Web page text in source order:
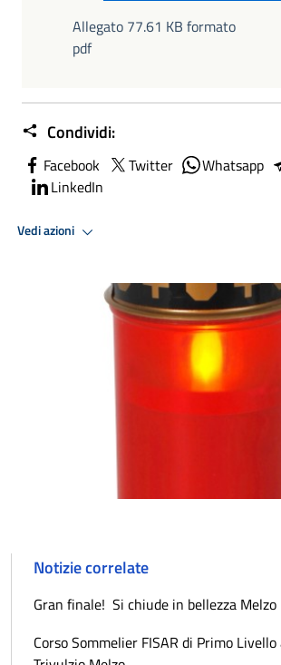
Allegato 77.61 KB formato
pdf
Condividi:
Facebook Twitter Whatsapp
LinkedIn
Vedi azioni
Notizie correlate
Gran finale! Si chiude in bellezza Melzo
Corso Sommelier FISAR di Primo Livello